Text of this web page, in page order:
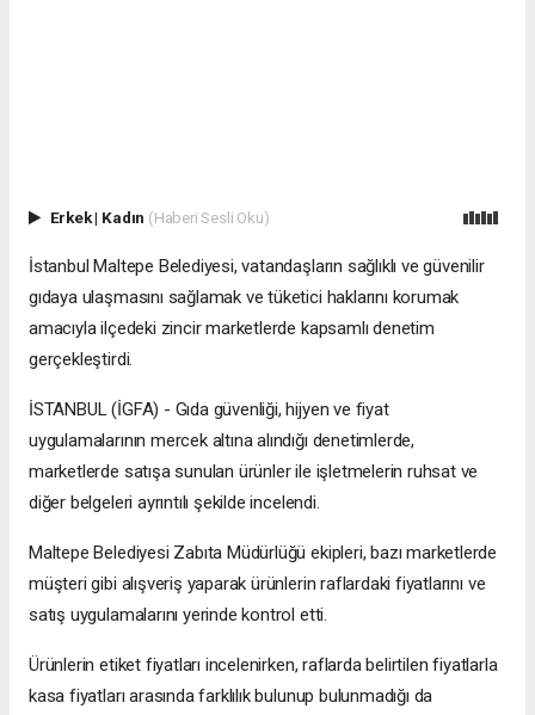
Erkek| Kadın (Haberi Sesli Oku)
İstanbul Maltepe Belediyesi, vatandaşların sağlıklı ve güvenilir
gıdaya ulaşmasını sağlamak ve tüketici haklarını korumak
amacıyla ilçedeki zincir marketlerde kapsamlı denetim
gerçekleştirdi.
İSTANBUL (İGFA) - Gıda güvenliği, hijyen ve fiyat
uygulamalarının mercek altına alındığı denetimlerde,
marketlerde satışa sunulan ürünler ile işletmelerin ruhsat ve
diğer belgeleri ayrıntılı şekilde incelendi.
Maltepe Belediyesi Zabıta Müdürlüğü ekipleri, bazı marketlerde
müşteri gibi alışveriş yaparak ürünlerin raflardaki fiyatlarını ve
satış uygulamalarını yerinde kontrol etti.
Ürünlerin etiket fiyatları incelenirken, raflarda belirtilen fiyatlarla
kasa fiyatları arasında farklılık bulunup bulunmadığı da